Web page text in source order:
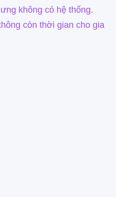
không có hệ thống.
còn thời gian cho gia